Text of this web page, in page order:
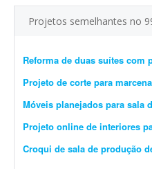
Projetos semelhantes no
Reforma de duas suítes com
Projeto de corte para
Projeto online de interiores
Croqui de sala de produção